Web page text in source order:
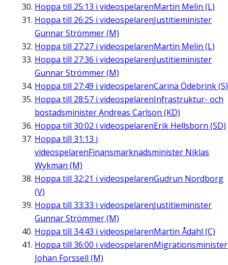
Hoppa till 25:13 i videospelarenMartin Melin (L)
Hoppa till 26:25 i videospelarenJustitieminister
Gunnar Strömmer (M)
Hoppa till 27:27 i videospelarenMartin Melin (L)
Hoppa till 27:36 i videospelarenJustitieminister
Gunnar Strömmer (M)
Hoppa till 27:49 i videospelarenCarina Ödebrink (S)
Hoppa till 28:57 i videospelarenInfrastruktur- och
bostadsminister Andreas Carlson (KD)
Hoppa till 30:02 i videospelarenErik Hellsborn (SD)
Hoppa till 31:13 i
videospelarenFinansmarknadsminister Niklas
Wykman (M)
Hoppa till 32:21 i videospelarenGudrun Nordborg
(V)
Hoppa till 33:33 i videospelarenJustitieminister
Gunnar Strömmer (M)
Hoppa till 34:43 i videospelarenMartin Ådahl (C)
Hoppa till 36:00 i videospelarenMigrationsminister
Johan Forssell (M)